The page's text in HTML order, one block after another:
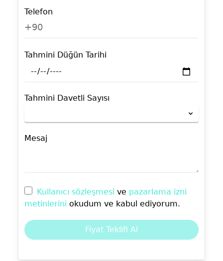
Telefon
+90
Tahmini Düğün Tarihi
Tahmini Davetli Sayısı
Mesaj
Kullanıcı sözleşmesi ve pazarlama izni
metinlerini okudum ve kabul ediyorum.
Fiyat Teklifi Al